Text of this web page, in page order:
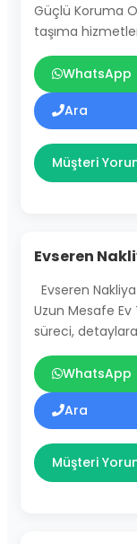
Güçlü Koruma
taşıma
WhatsApp
Ara
Müşteri
Evseren
Evseren
Uzun Mesafe
süreci,
WhatsApp
Ara
Müşteri